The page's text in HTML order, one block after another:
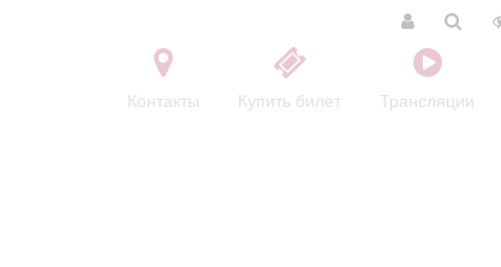
Контакты Купить билет Трансляции